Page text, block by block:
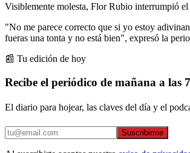
Visiblemente molesta, Flor Rubio interrumpió el
"No me parece correcto que si yo estoy
fueras una tonta y no está bien", expresó la
📰 Tu edición de hoy
Recibe el periódico de mañana a las
El diario para hojear, las claves del día y el
Suscribirme